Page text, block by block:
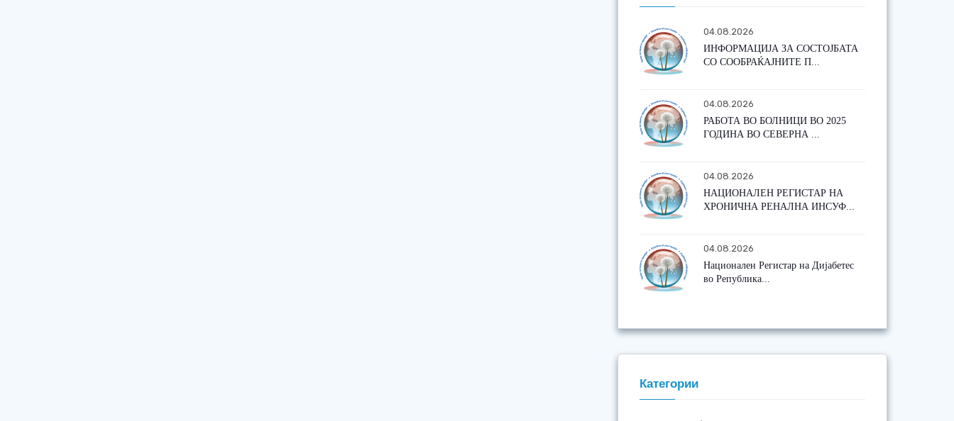
04.08.2026
ИНФОРМАЦИЈА ЗА СОСТОЈБАТА
СО СООБРАЌАЈНИТЕ П...
04.08.2026
РАБОТА ВО БОЛНИЦИ ВО 2025
ГОДИНА ВО СЕВЕРНА ...
04.08.2026
НАЦИОНАЛЕН РЕГИСТАР НА
ХРОНИЧНА РЕНАЛНА ИНСУФ...
04.08.2026
Национален Регистар на Дијабетес
во Република...
Категории